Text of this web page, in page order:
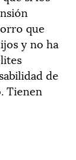
que
y no ha
de
Tienen